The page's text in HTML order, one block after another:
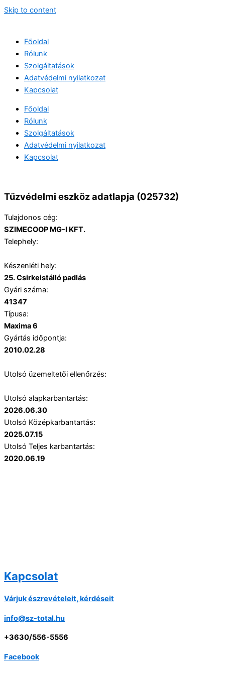
Skip to content
Főoldal
Rólunk
Szolgáltatások
Adatvédelmi nyilatkozat
Kapcsolat
Főoldal
Rólunk
Szolgáltatások
Adatvédelmi nyilatkozat
Kapcsolat
Tűzvédelmi eszköz adatlapja (025732)
Tulajdonos cég:
SZIMECOOP MG-I KFT.
Telephely:
Készenléti hely:
25. Csirkeistálló padlás
Gyári száma:
41347
Típusa:
Maxima 6
Gyártás időpontja:
2010.02.28
Utolsó üzemeltetői ellenőrzés:
Utolsó alapkarbantartás:
2026.06.30
Utolsó Középkarbantartás:
2025.07.15
Utolsó Teljes karbantartás:
2020.06.19
Kapcsolat
Várjuk észrevételeit, kérdéseit
info@sz-total.hu
+3630/556-5556
Facebook